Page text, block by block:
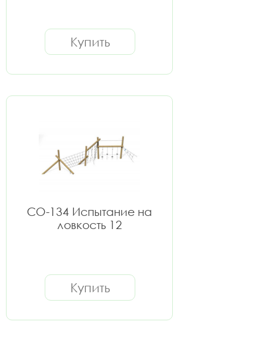
Купить
СО-134 Испытание на
ловкость 12
Купить